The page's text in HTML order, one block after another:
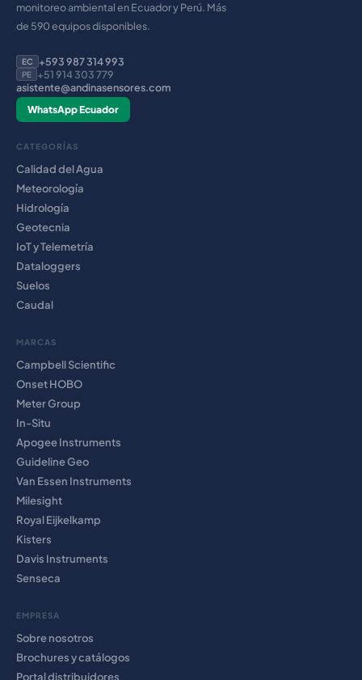
monitoreo ambiental en Ecuador y Perú. Más
de 590 equipos disponibles.
EC +593 987 314 993
PE
+51 914 303 779
asistente@andinasensores.com
WhatsApp Ecuador
CATEGORÍAS
Calidad del Agua
Meteorología
Hidrología
Geotecnia
IoT y Telemetría
Dataloggers
Suelos
Caudal
MARCAS
Campbell Scientific
Onset HOBO
Meter Group
In-Situ
Apogee Instruments
Guideline Geo
Van Essen Instruments
Milesight
Royal Eijkelkamp
Kisters
Davis Instruments
Senseca
EMPRESA
Sobre nosotros
Brochures y catálogos
Portal distribuidores